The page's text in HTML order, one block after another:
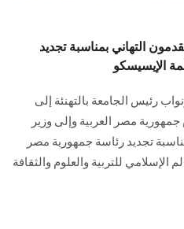
التهاني بمناسبة تجديد
الإيسيسكو
رئيس الجامعة بالتهنئة إلى
مصر العربية وإلى وزير
تجديد رئاسة جمهورية مصر
الإسلامي للتربية والعلوم والثقافة